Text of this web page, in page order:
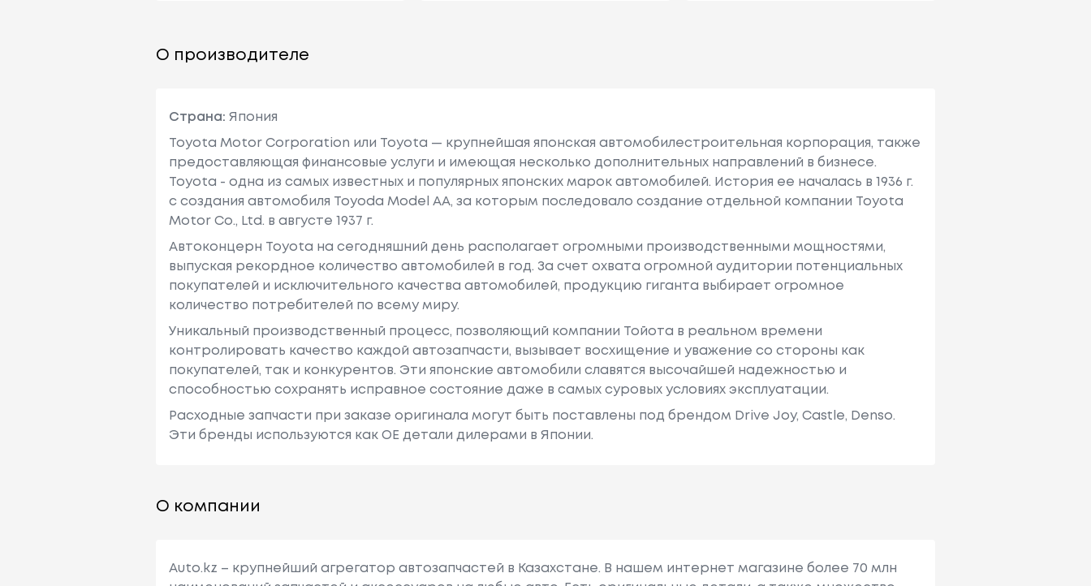
О производителе
Страна: Япония
Toyota Motor Corporation или Toyota — крупнейшая японская автомобилестроительная корпорация, также
предоставляющая финансовые услуги и имеющая несколько дополнительных направлений в бизнесе.
Toyota - одна из самых известных и популярных японских марок автомобилей. История ее началась в 1936 г.
с создания автомобиля Toyoda Model AA, за которым последовало создание отдельной компании Toyota
Motor Co., Ltd. в августе 1937 г.
Автоконцерн Toyota на сегодняшний день располагает огромными производственными мощностями,
выпуская рекордное количество автомобилей в год. За счет охвата огромной аудитории потенциальных
покупателей и исключительного качества автомобилей, продукцию гиганта выбирает огромное
количество потребителей по всему миру.
Уникальный производственный процесс, позволяющий компании Тойота в реальном времени
контролировать качество каждой автозапчасти, вызывает восхищение и уважение со стороны как
покупателей, так и конкурентов. Эти японские автомобили славятся высочайшей надежностью и
способностью сохранять исправное состояние даже в самых суровых условиях эксплуатации.
Расходные запчасти при заказе оригинала могут быть поставлены под брендом Drive Joy, Castle, Denso.
Эти бренды используются как ОЕ детали дилерами в Японии.
О компании
Auto.kz – крупнейший агрегатор автозапчастей в Казахстане. В нашем интернет магазине более 70 млн